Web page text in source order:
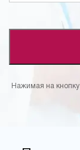
Нажимая на кнопку